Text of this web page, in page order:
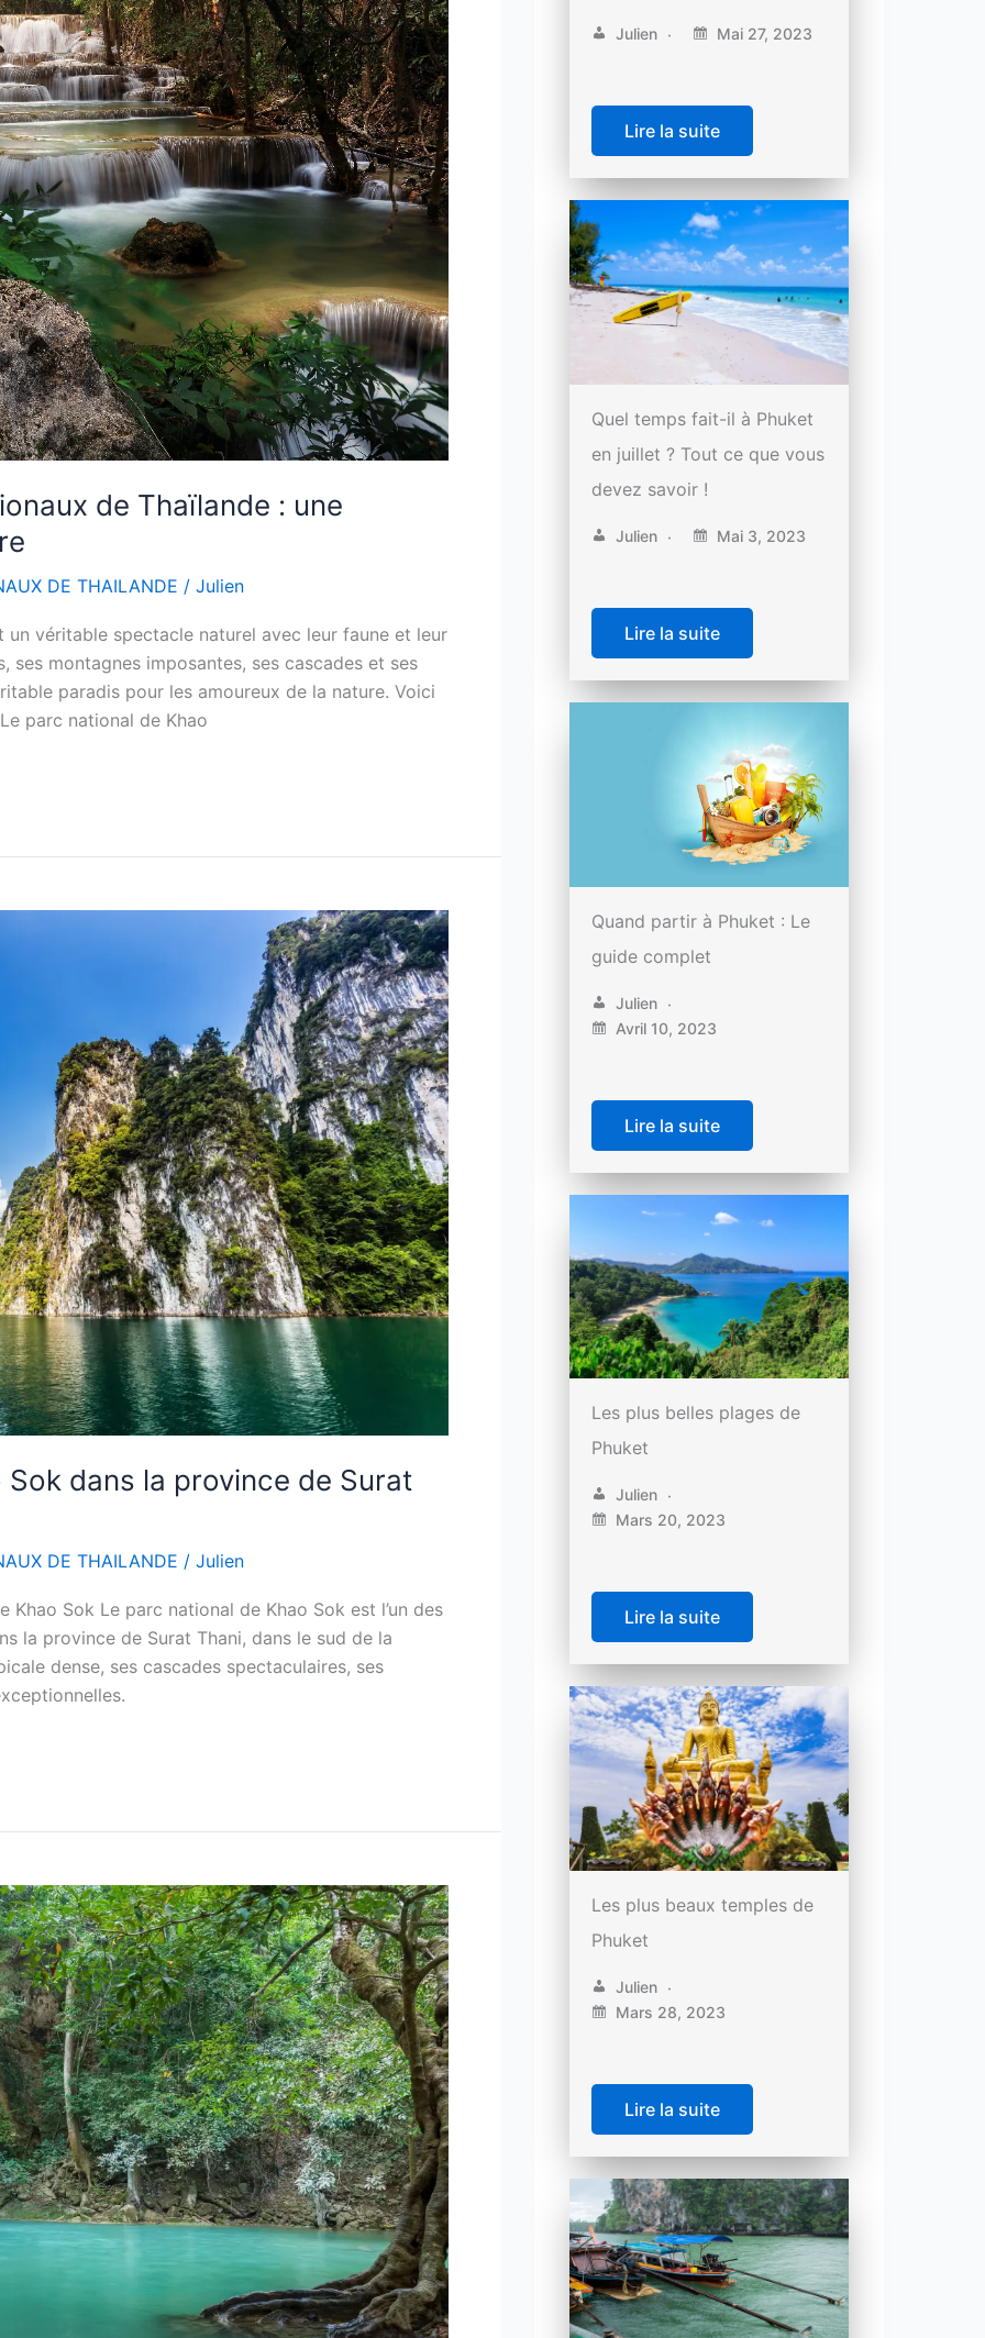
de Thaïlande : une
DE THAILANDE / Julien
véritable spectacle naturel avec leur faune et leur
ses montagnes imposantes, ses cascades et ses
paradis pour les amoureux de la nature. Voici
parc national de Khao
dans la province de Surat
DE THAILANDE / Julien
Sok Le parc national de Khao Sok est l’un des
la province de Surat Thani, dans le sud de la
dense, ses cascades spectaculaires, ses
Julien Mai 27, 2023
Lire la suite
Quel temps fait-il à Phuket
en juillet ? Tout ce que vous
devez savoir !
Julien Mai 3, 2023
Lire la suite
Quand partir à Phuket : Le
guide complet
Julien
Avril 10, 2023
Lire la suite
Les plus belles plages de
Phuket
Julien
Mars 20, 2023
Lire la suite
Les plus beaux temples de
Phuket
Julien
Mars 28, 2023
Lire la suite